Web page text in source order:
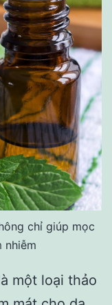
chỉ giúp mọc
nhiễm
một loại thảo